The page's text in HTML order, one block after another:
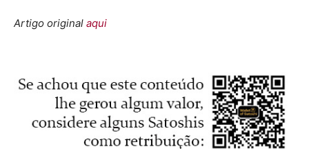
Artigo original aqui